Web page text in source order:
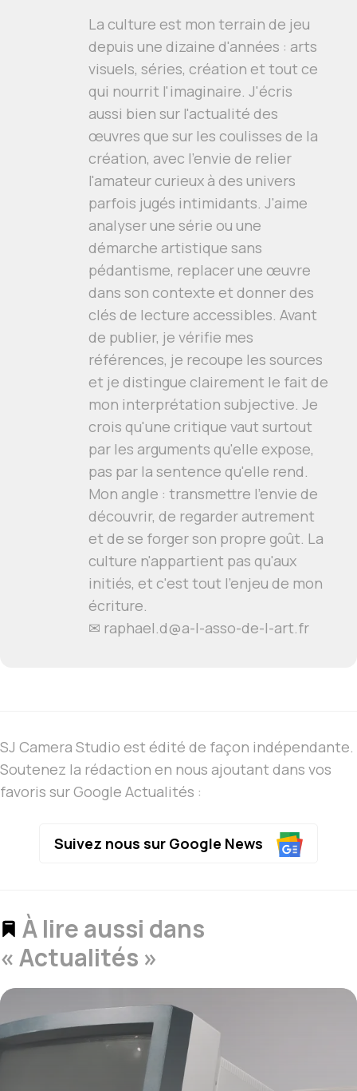
La culture est mon terrain de jeu
depuis une dizaine d'années : arts
visuels, séries, création et tout ce
qui nourrit l'imaginaire. J'écris
aussi bien sur l'actualité des
œuvres que sur les coulisses de la
création, avec l'envie de relier
l'amateur curieux à des univers
parfois jugés intimidants. J'aime
analyser une série ou une
démarche artistique sans
pédantisme, replacer une œuvre
dans son contexte et donner des
clés de lecture accessibles. Avant
de publier, je vérifie mes
références, je recoupe les sources
et je distingue clairement le fait de
mon interprétation subjective. Je
crois qu'une critique vaut surtout
par les arguments qu'elle expose,
pas par la sentence qu'elle rend.
Mon angle : transmettre l'envie de
découvrir, de regarder autrement
et de se forger son propre goût. La
culture n'appartient pas qu'aux
initiés, et c'est tout l'enjeu de mon
écriture.
✉ raphael.d@a-l-asso-de-l-art.fr
SJ Camera Studio est édité de façon indépendante.
Soutenez la rédaction en nous ajoutant dans vos
favoris sur Google Actualités :
Suivez nous sur Google News
À lire aussi dans
« Actualités »